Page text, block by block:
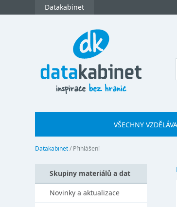
Datakabinet
VŠECHNY
Datakabinet/ Přihlášení
Skupiny materiálů a dat
Novinky a aktualizace